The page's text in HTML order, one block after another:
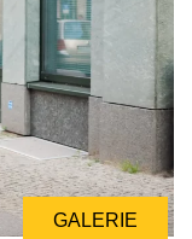
GALERIE